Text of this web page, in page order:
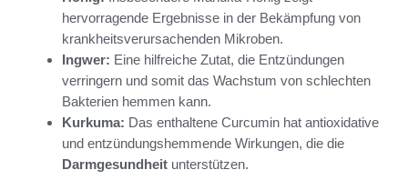
hervorragende Ergebnisse in der Bekämpfung von
krankheitsverursachenden Mikroben.
Ingwer: Eine hilfreiche Zutat, die Entzündungen
verringern und somit das Wachstum von schlechten
Bakterien hemmen kann.
Kurkuma: Das enthaltene Curcumin hat antioxidative
und entzündungshemmende Wirkungen, die die
Darmgesundheit unterstützen.